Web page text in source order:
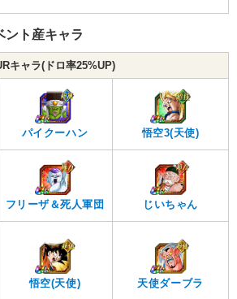
ント産キャラ
キャラ(ドロ率25%UP)
パイクーハン 悟空3(天使)
フリーザ＆死人軍団 じいちゃん
悟空(天使) 天使ダーブラ